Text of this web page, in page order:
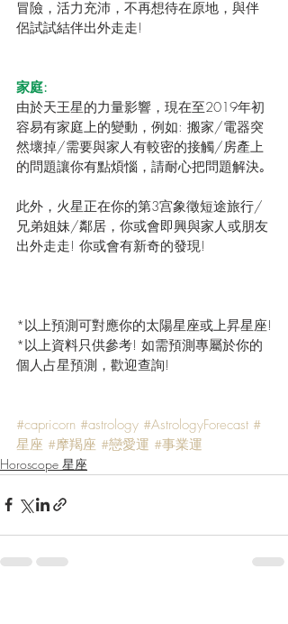
冒險，活力充沛，不再想待在原地，與伴
侶試試結伴出外走走!
家庭:
由於天王星的力量影響，現在至2019年初
容易有家庭上的變動，例如: 搬家/電器突
然壞掉/需要與家人有較密的接觸/房產上
的問題讓你有點煩惱，請耐心把問題解決｡
此外，火星正在你的第3宫象徵短途旅行/
兄弟姐妹/鄰居，你或會即興與家人或朋友
出外走走! 你或會有新奇的發現!
*以上預測可對應你的太陽星座或上昇星座!
*以上資料只供參考! 如需預測專屬於你的
個人占星預測，歡迎查詢!
#capricorn #astrology #AstrologyForecast #
星座 #摩羯座 #戀愛運 #事業運
Horoscope 星座